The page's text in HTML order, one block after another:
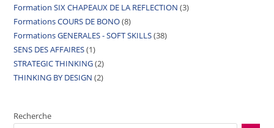
Formation SIX CHAPEAUX DE LA REFLECTION 3
Formations COURS DE BONO 8
Formations GENERALES - SOFT SKILLS 38
SENS DES AFFAIRES 1
STRATEGIC THINKING 2
THINKING BY DESIGN 2
Recherche